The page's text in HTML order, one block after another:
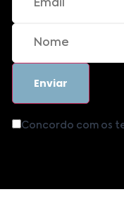
Concordo com os